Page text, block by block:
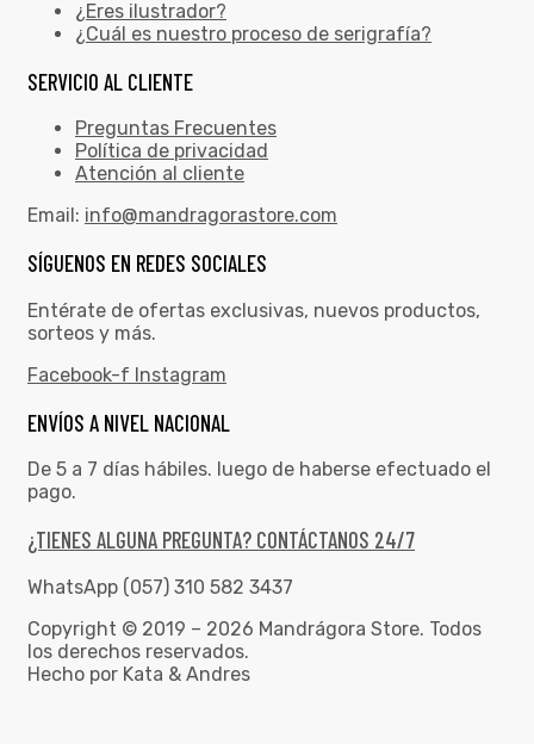
¿Eres ilustrador?
¿Cuál es nuestro proceso de serigrafía?
SERVICIO AL CLIENTE
Preguntas Frecuentes
Política de privacidad
Atención al cliente
Email: info@mandragorastore.com
SÍGUENOS EN REDES SOCIALES
Entérate de ofertas exclusivas, nuevos productos,
sorteos y más.
Facebook-f Instagram
ENVÍOS A NIVEL NACIONAL
De 5 a 7 días hábiles. luego de haberse efectuado el
pago.
¿TIENES ALGUNA PREGUNTA? CONTÁCTANOS 24/7
WhatsApp (057) 310 582 3437
Copyright © 2019 – 2026 Mandrágora Store. Todos
los derechos reservados.
Hecho por Kata & Andres